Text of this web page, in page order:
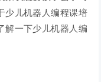
少儿机器人编程课培
解一下少儿机器人编